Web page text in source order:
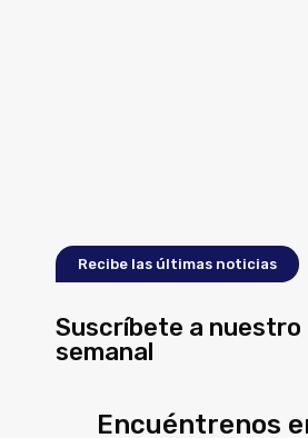
Recibe las últimas noticias
Suscríbete a nuestro
semanal
Encuéntrenos